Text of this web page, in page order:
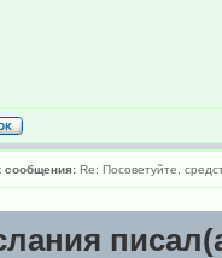
сообщения: Re: Посоветуйте,